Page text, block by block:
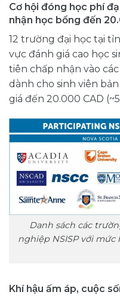
Cơ hội đóng học phí
nhận học bổng đến
12 trường đại học tại
vực đánh giá cao học
tiên chấp nhận vào
dành cho sinh viên
giá đến 20.000 CAD
Danh sách các
nghiệp NSISP với
Khí hậu ấm áp, cuộc